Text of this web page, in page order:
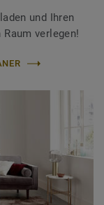
und Ihren
verlegen!